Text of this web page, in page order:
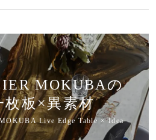
MOKUBAの
枚板×異素材